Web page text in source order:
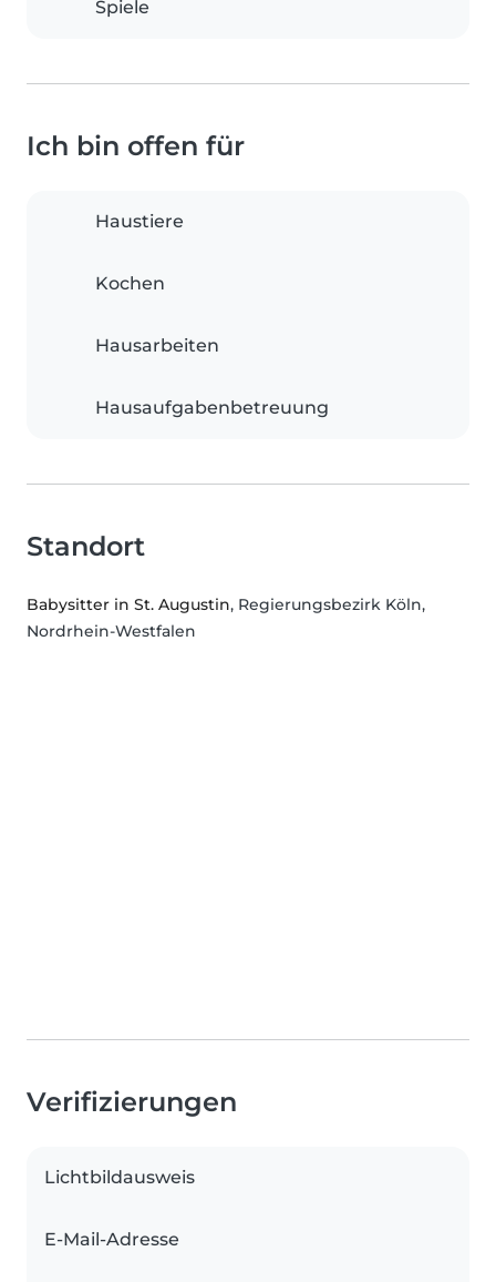
Spiele
Ich bin offen für
Haustiere
Kochen
Hausarbeiten
Hausaufgabenbetreuung
Standort
Babysitter in St. Augustin, Regierungsbezirk Köln,
Nordrhein-Westfalen
Verifizierungen
Lichtbildausweis
E-Mail-Adresse